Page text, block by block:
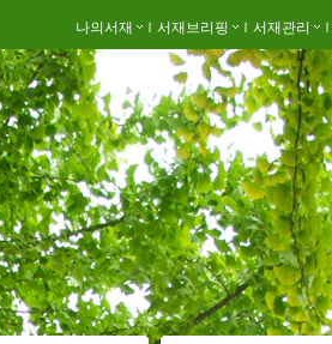
나의서재 ｌ 서재브리핑 ｌ 서재관리 ｌ